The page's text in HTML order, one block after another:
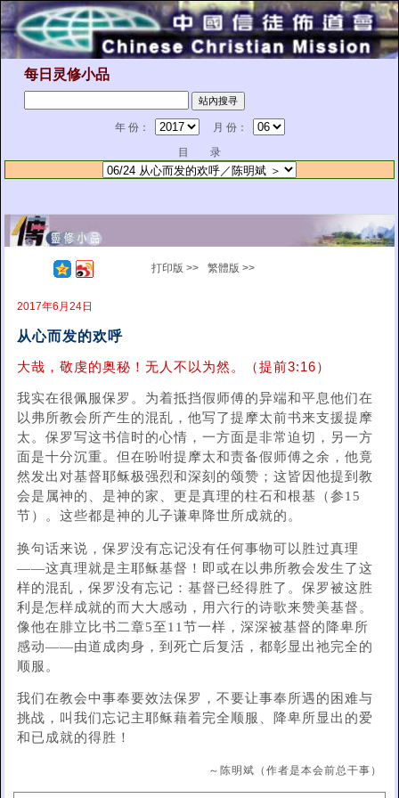
每日灵修小品
年 份：
月 份：
目 录
打印版 >> 繁體版 >>
2017年6月24日
从心而发的欢呼
大哉，敬虔的奥秘！无人不以为然。（提前3:16）
我实在很佩服保罗。为着抵挡假师傅的异端和平息他们在
以弗所教会所产生的混乱，他写了提摩太前书来支援提摩
太。保罗写这书信时的心情，一方面是非常迫切，另一方
面是十分沉重。但在吩咐提摩太和责备假师傅之余，他竟
然发出对基督耶稣极强烈和深刻的颂赞；这皆因他提到教
会是属神的、是神的家、更是真理的柱石和根基（参15
节）。这些都是神的儿子谦卑降世所成就的。
换句话来说，保罗没有忘记没有任何事物可以胜过真理
——这真理就是主耶稣基督！即或在以弗所教会发生了这
样的混乱，保罗没有忘记：基督已经得胜了。保罗被这胜
利是怎样成就的而大大感动，用六行的诗歌来赞美基督。
像他在腓立比书二章5至11节一样，深深被基督的降卑所
感动——由道成肉身，到死亡后复活，都彰显出祂完全的
顺服。
我们在教会中事奉要效法保罗，不要让事奉所遇的困难与
挑战，叫我们忘记主耶稣藉着完全顺服、降卑所显出的爱
和已成就的得胜！
～陈明斌（作者是本会前总干事）